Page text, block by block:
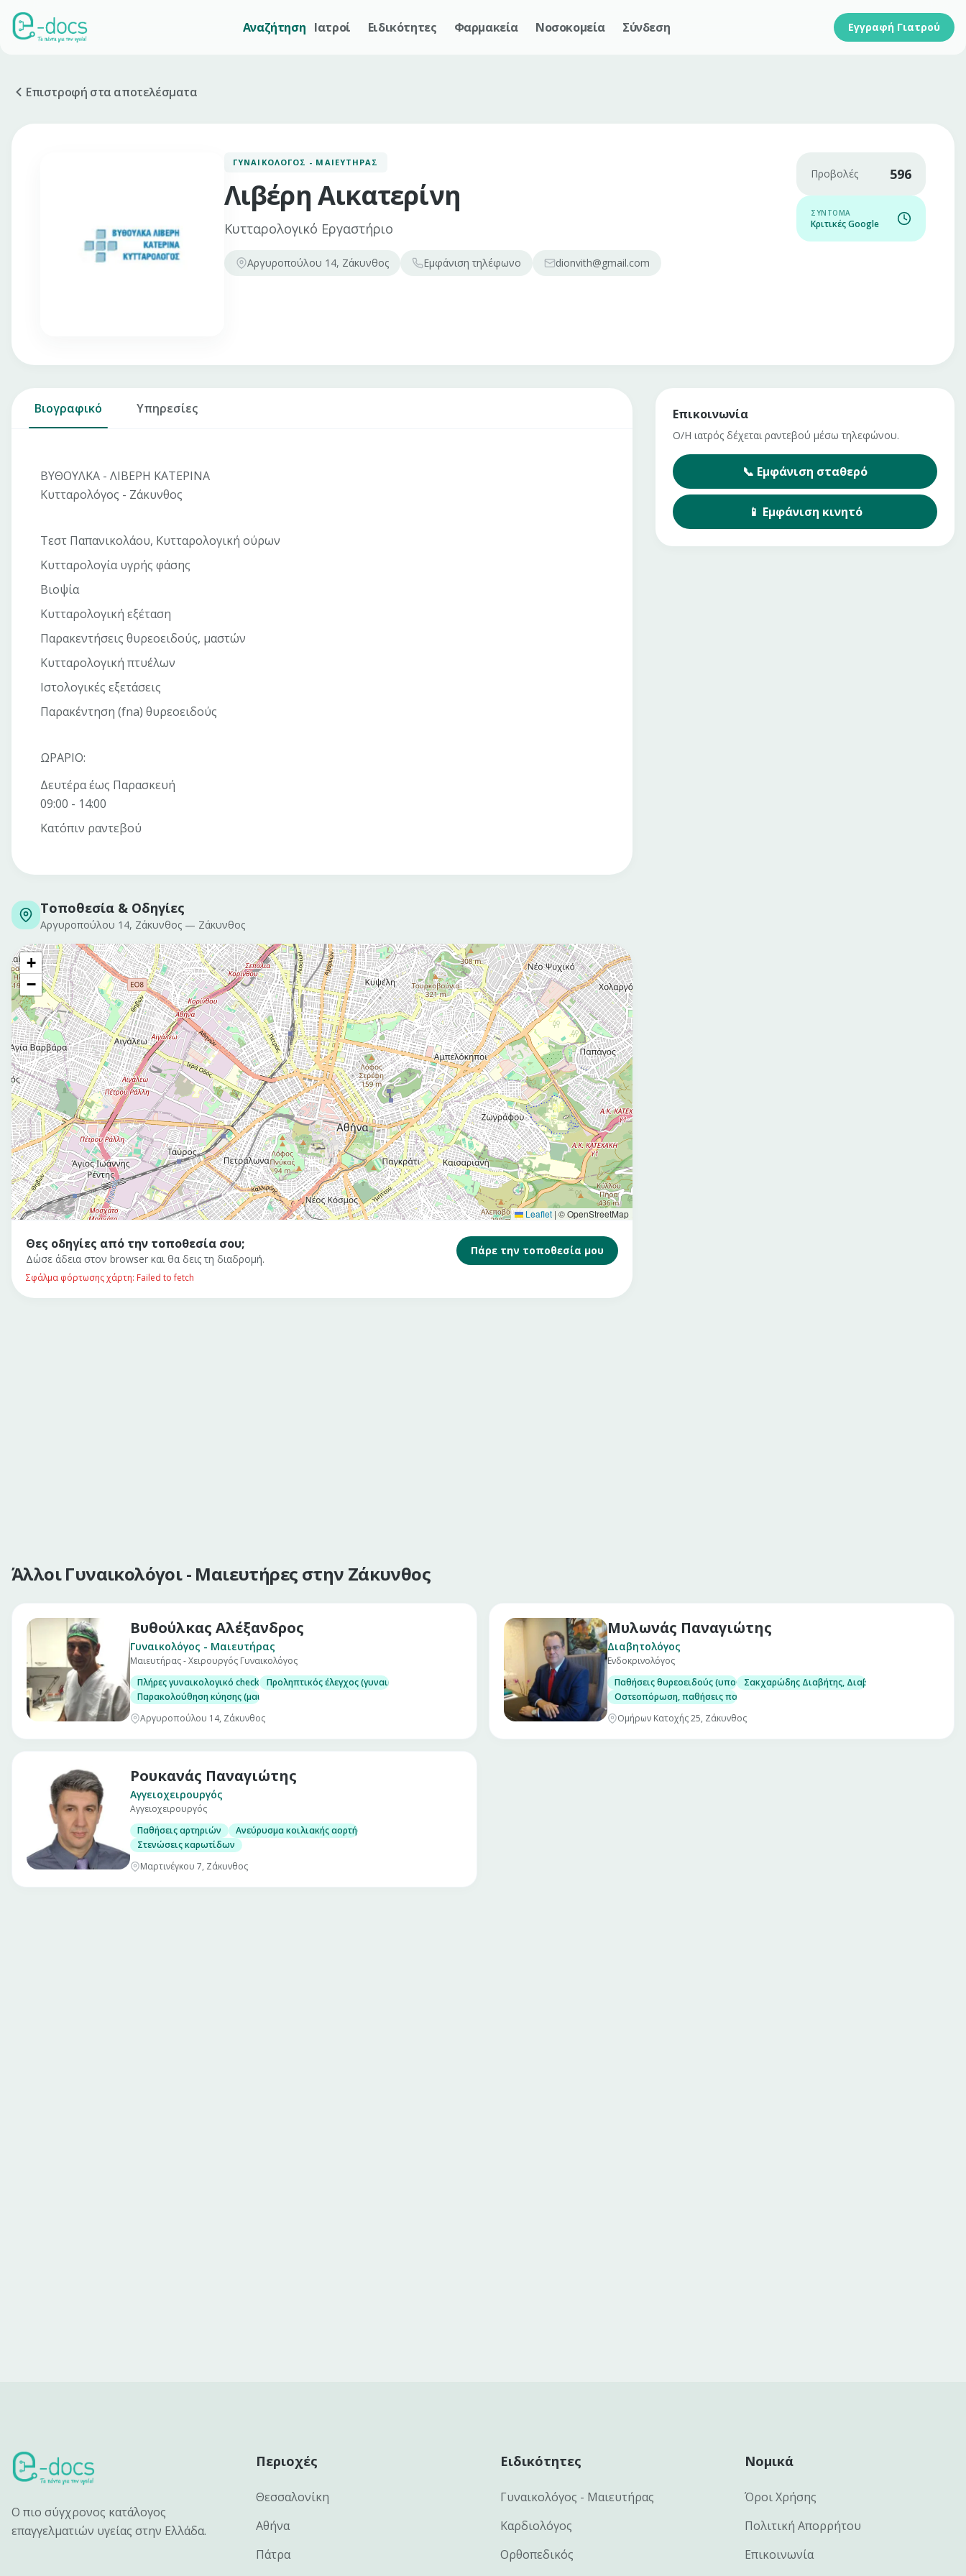
Αναζήτηση Ιατροί Ειδικότητες Φαρμακεία Νοσοκομεία Σύνδεση Εγγραφή Γιατρού
Επιστροφή στα αποτελέσματα
ΓΥΝΑΙΚΟΛΌΓΟΣ - ΜΑΙΕΥΤΉΡΑΣ
Λιβέρη Αικατερίνη
Κυτταρολογικό Εργαστήριο
Αργυροπούλου 14, Ζάκυνθος Εμφάνιση τηλέφωνο dionvith@gmail.com
Προβολές 596
ΣΎΝΤΟΜΑ
Κριτικές Google
Βιογραφικό Υπηρεσίες
ΒΥΘΟΥΛΚΑ - ΛΙΒΕΡΗ ΚΑΤΕΡΙΝΑ
Κυτταρολόγος - Ζάκυνθος
Τεστ Παπανικολάου, Κυτταρολογική ούρων
Κυτταρολογία υγρής φάσης
Βιοψία
Κυτταρολογική εξέταση
Παρακεντήσεις θυρεοειδούς, μαστών
Κυτταρολογική πτυέλων
Ιστολογικές εξετάσεις
Παρακέντηση (fna) θυρεοειδούς
ΩΡΑΡΙΟ:
Δευτέρα έως Παρασκευή
09:00 - 14:00
Κατόπιν ραντεβού
Τοποθεσία & Οδηγίες
Αργυροπούλου 14, Ζάκυνθος — Ζάκυνθος
+
−
Leaflet | © OpenStreetMap
Θες οδηγίες από την τοποθεσία σου;
Δώσε άδεια στον browser και θα δεις τη διαδρομή.
Πάρε την τοποθεσία μου
Σφάλμα φόρτωσης χάρτη: Failed to fetch
Επικοινωνία
Ο/Η ιατρός δέχεται ραντεβού μέσω τηλεφώνου.
📞 Εμφάνιση σταθερό
📱 Εμφάνιση κινητό
Άλλοι Γυναικολόγοι - Μαιευτήρες στην Ζάκυνθος
Βυθούλκας Αλέξανδρος
Γυναικολόγος - Μαιευτήρας
Μαιευτήρας - Χειρουργός Γυναικολόγος
Πλήρες γυναικολογικό check up (επίσκεψη)Προληπτικός έλεγχος (γυναικολογικός υπέρηχος – τεστ Παπ)
Παρακολούθηση κύησης (μαιευτικός υπέρηχος)
Αργυροπούλου 14, Ζάκυνθος
Μυλωνάς Παναγιώτης
Διαβητολόγος
Ενδοκρινολόγος
Παθήσεις θυρεοειδούς (υποθυρεοειδισμός, υπερθυρεοειδισμός, οζώδης
Σακχαρώδης Διαβήτης, Διαβήτης Κυήσεως
Οστεοπόρωση, παθήσεις παραθυρεοειδών
Ομήρων Κατοχής 25, Ζάκυνθος
Ρουκανάς Παναγιώτης
Αγγειοχειρουργός
Αγγειοχειρουργός
Παθήσεις αρτηριών
Ανεύρυσμα κοιλιακής αορτής
Στενώσεις καρωτίδων
Μαρτινέγκου 7, Ζάκυνθος
Ο πιο σύγχρονος κατάλογος
επαγγελματιών υγείας στην Ελλάδα.
Περιοχές
Θεσσαλονίκη
Αθήνα
Πάτρα
Ειδικότητες
Γυναικολόγος - Μαιευτήρας
Καρδιολόγος
Ορθοπεδικός
Νομικά
Όροι Χρήσης
Πολιτική Απορρήτου
Επικοινωνία